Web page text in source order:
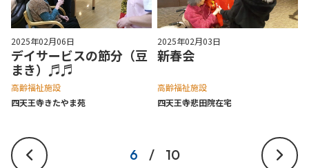
2025年02月06日
デイサービスの節分（豆
まき）♬♬
高齢福祉施設
四天王寺きたやま苑
2025年02月03日
新春会
高齢福祉施設
四天王寺悲⽥院在宅
6 / 10